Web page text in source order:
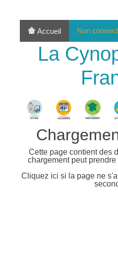
Accueil Non
La
Cette page contient des
chargement peut
Cliquez ici si la page ne